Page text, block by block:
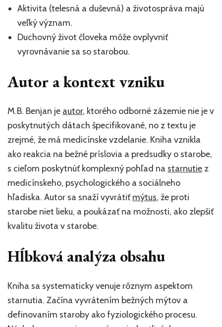
Aktivita (telesná a duševná) a životospráva majú
veľký význam.
Duchovný život človeka môže ovplyvniť
vyrovnávanie sa so starobou.
Autor a kontext vzniku
M.B. Benjan je autor, ktorého odborné zázemie nie je v
poskytnutých dátach špecifikované, no z textu je
zrejmé, že má medicínske vzdelanie. Kniha vznikla
ako reakcia na bežné príslovia a predsudky o starobe,
s cieľom poskytnúť komplexný pohľad na starnutie z
medicínskeho, psychologického a sociálneho
hľadiska. Autor sa snaží vyvrátiť mýtus, že proti
starobe niet lieku, a poukázať na možnosti, ako zlepšiť
kvalitu života v starobe.
Hĺbková analýza obsahu
Kniha sa systematicky venuje rôznym aspektom
starnutia. Začína vyvrátením bežných mýtov a
definovaním staroby ako fyziologického procesu.